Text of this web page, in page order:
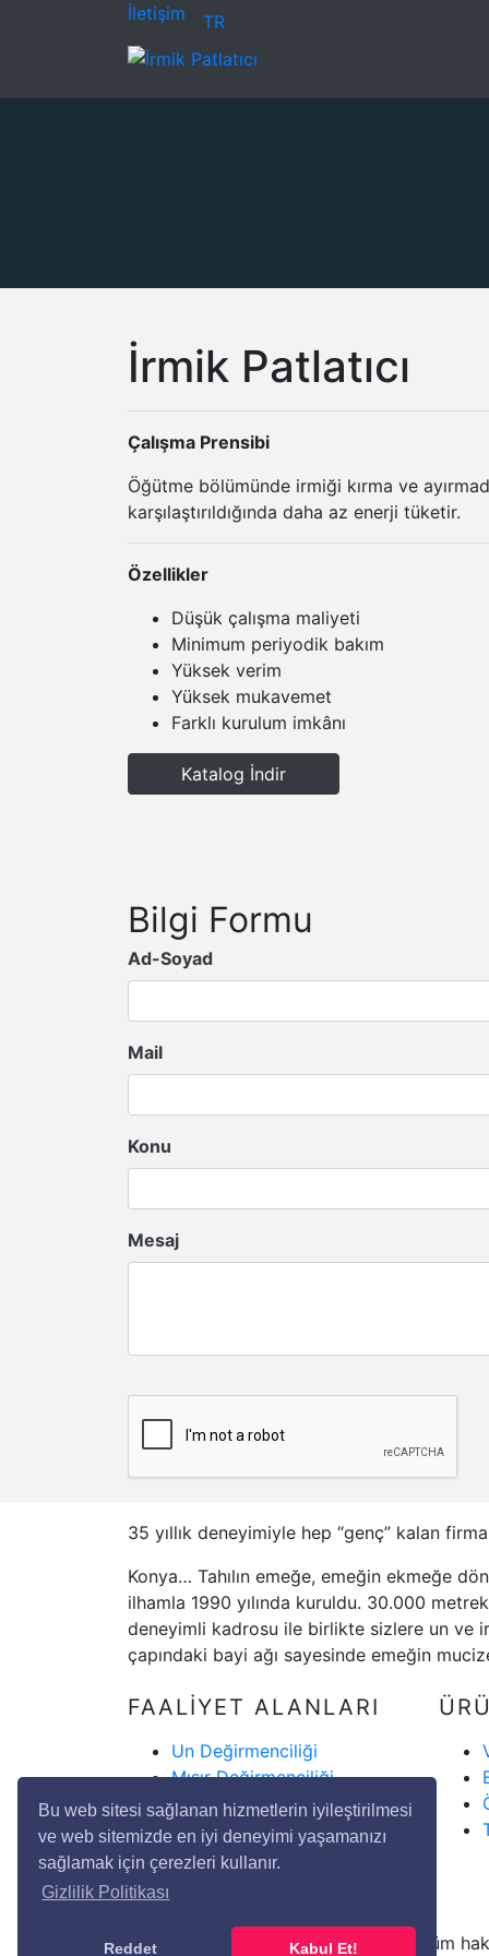
Bu web sitesi sağlanan hizmetlerin iyileştirilmesi
ve web sitemizde en iyi deneyimi yaşamanızı
sağlamak için çerezleri kullanır.
Gizlilik Politikası
Reddet Kabul Et!
İletişim TR
İrmik Patlatıcı
Çalışma Prensibi
Öğütme bölümünde irmiği kırma ve
karşılaştırıldığında daha az enerji tüketir.
Özellikler
Düşük çalışma maliyeti
Minimum periyodik bakım
Yüksek verim
Yüksek mukavemet
Farklı kurulum imkânı
Katalog İndir
Bilgi Formu
Ad-Soyad
Mail
Konu
Mesaj
35 yıllık deneyimiyle hep “genç” kalan
Konya… Tahılın emeğe, emeğin ekmeğe
ilhamla 1990 yılında kuruldu. 30.000
deneyimli kadrosu ile birlikte sizlere un ve
çapındaki bayi ağı sayesinde emeğin
FAALİYET ALANLARI
Un Değirmenciliği
Mısır Değirmenciliği
Yem Teknolojisi
Depolama Sistemleri
Yedek Parça
Copyright © 2020 Genç Değirmen Tüm